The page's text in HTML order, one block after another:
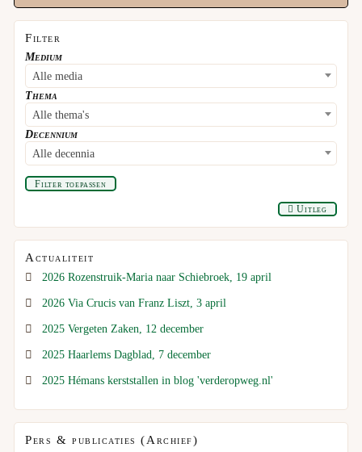
Filter
Medium
Alle media
Thema
Alle thema's
Decennium
Alle decennia
Filter toepassen
Uitleg
Actualiteit
2026 Rozenstruik-Maria naar Schiebroek, 19 april
2026 Via Crucis van Franz Liszt, 3 april
2025 Vergeten Zaken, 12 december
2025 Haarlems Dagblad, 7 december
2025 Hémans kerststallen in blog 'verderopweg.nl'
Pers & publicaties (Archief)